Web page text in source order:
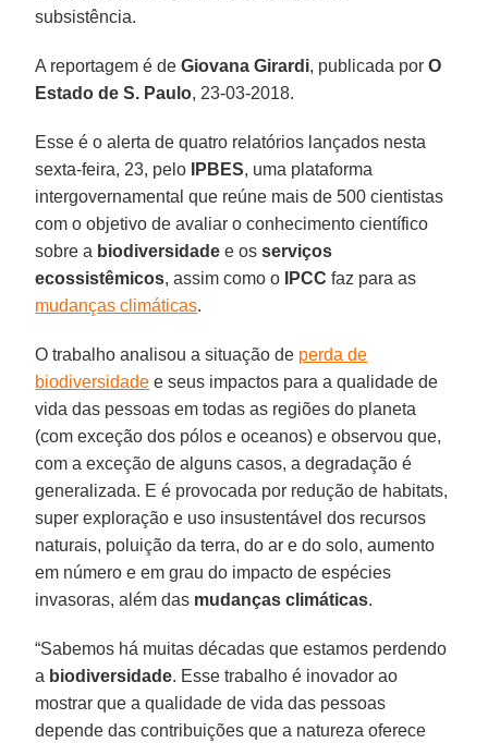
subsistência.
A reportagem é deGiovana Girardi, publicada porO
Estado de S. Paulo, 23-03-2018.
Esse é o alerta de quatro relatórios lançados nesta
sexta-feira, 23, pelo
IPBES, uma plataforma
intergovernamental que reúne mais de 500 cientistas
com o objetivo de avaliar o conhecimento científico
sobre a biodiversidade e osserviços
ecossistêmicos, assim como o IPCC faz para as
mudanças climáticas.
O trabalho analisou a situação de perda de
biodiversidade e seus impactos para a qualidade de
vida das pessoas em todas as regiões do planeta
(com exceção dos pólos e oceanos) e observou que,
com a exceção de alguns casos, a degradação é
generalizada. E é provocada por redução de habitats,
super exploração e uso insustentável dos recursos
naturais, poluição da terra, do ar e do solo, aumento
em número e em grau do impacto de espécies
invasoras, além das mudanças climáticas.
“Sabemos há muitas décadas que estamos perdendo
a biodiversidade. Esse trabalho é inovador ao
mostrar que a qualidade de vida das pessoas
depende das contribuições que a natureza oferece